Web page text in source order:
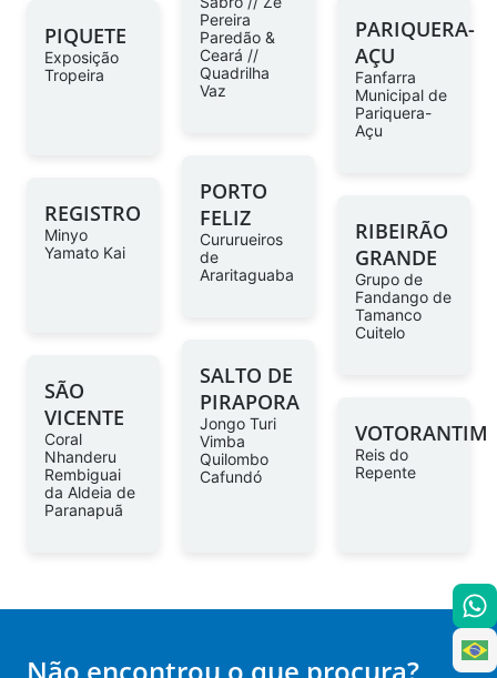
Pereira
Paredão &
Ceará //
Quadrilha
Vaz
PARIQUERA-
AÇU
Fanfarra
Municipal de
Pariquera-
Açu
PIQUETE
Exposição
Tropeira
PORTO
FELIZ
Cururueiros
de
Araritaguaba
REGISTRO
Minyo
Yamato Kai
RIBEIRÃO
GRANDE
Grupo de
Fandango de
Tamanco
Cuitelo
SALTO DE
PIRAPORA
Jongo Turi
Vimba
Quilombo
Cafundó
SÃO
VICENTE
Coral
Nhanderu
Rembiguai
da Aldeia de
Paranapuã
VOTORANTIM
Reis do
Repente
Não encontrou o que procura?